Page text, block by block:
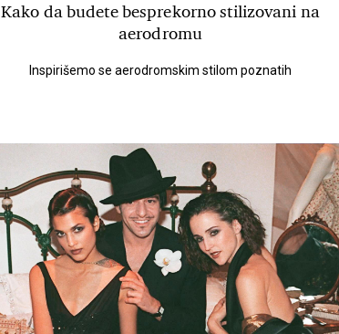
Kako da budete besprekorno stilizovani na
aerodromu
Inspirišemo se aerodromskim stilom poznatih